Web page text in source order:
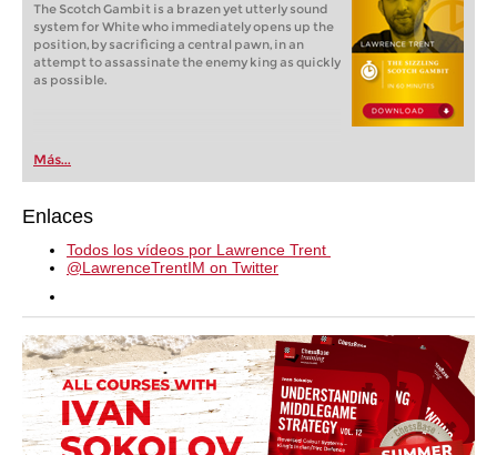
The Scotch Gambit is a brazen yet utterly sound
system for White who immediately opens up the
position, by sacrificing a central pawn, in an
attempt to assassinate the enemy king as quickly
as possible.
Más...
Enlaces
Todos los vídeos por Lawrence Trent
@LawrenceTrentIM on Twitter